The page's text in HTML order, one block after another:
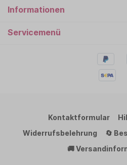
Informationen
Servicemenü
Kontaktformular
Widerrufsbelehrung
🔄
🚚